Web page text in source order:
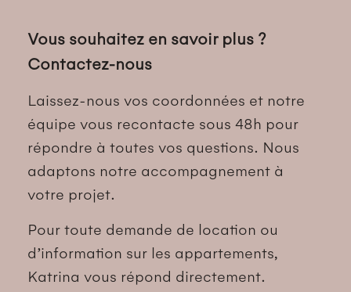
Vous souhaitez en savoir plus ?
Contactez-nous
Laissez-nous vos coordonnées et notre
équipe vous recontacte sous 48h pour
répondre à toutes vos questions. Nous
adaptons notre accompagnement à
votre projet.
Pour toute demande de location ou
d’information sur les appartements,
Katrina vous répond directement.